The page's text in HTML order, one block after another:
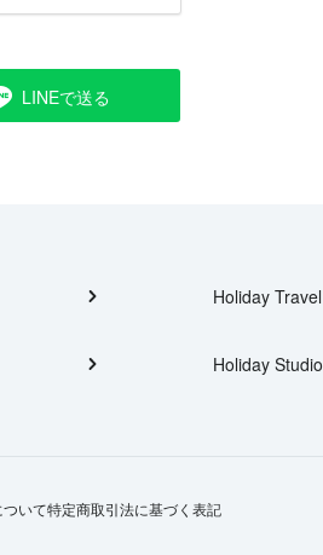
LINEで送る
Holiday Travel
Holiday Studio
いて特定商取引法に基づく表記